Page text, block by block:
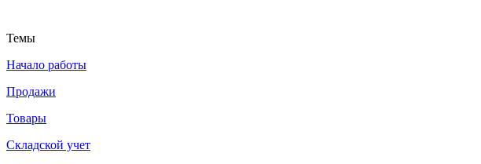
Темы
Начало работы
Продажи
Товары
Cкладской учет